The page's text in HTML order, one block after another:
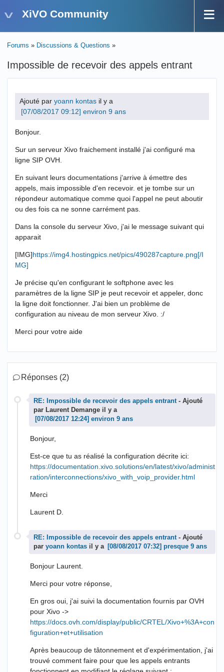
XiVO Community
Forums » Discussions & Questions »
Impossible de recevoir des appels entrant
Ajouté par yoann kontas il y a
environ 9 ans
Bonjour.
Sur un serveur Xivo fraichement installé j'ai configuré ma
ligne SIP OVH.
En suivant leurs documentations j'arrive à émettre des
appels, mais impossible d'en recevoir. et je tombe sur un
répondeur automatique comme quoi l'appel ne peut aboutir
ou des fois ca ne sonne carrément pas.
Dans la console du serveur Xivo, j'ai le message suivant qui
apparait
[IMG]https://img4.hostingpics.net/pics/490287capture.png[/I
MG]
Je précise qu'en configurant le softphone avec les
paramètres de la ligne SIP je peut recevoir et appeler, donc
la ligne doit fonctionner. J'ai bien un problème de
configuration au niveau de mon serveur Xivo. :/
Merci pour votre aide
Réponses (2)
RE: Impossible de recevoir des appels entrant- Ajouté
par Laurent Demange il y a
environ 9 ans
Bonjour,
Est-ce que tu as réalisé la configuration décrite ici:
https://documentation.xivo.solutions/en/latest/xivo/administ
ration/interconnections/xivo_with_voip_provider.html
Merci
Laurent D.
RE: Impossible de recevoir des appels entrant- Ajouté
par yoann kontas il y a presque 9 ans
Bonjour Laurent.
Merci pour votre réponse,
En gros oui, j'ai suivi la documentation fournis par OVH
pour Xivo ->
https://docs.ovh.com/display/public/CRTEL/Xivo+%3A+con
figuration+et+utilisation
Après beaucoup de tâtonnement et d'expérimentation, j'ai
trouvé comment faire pour que les appels entrants